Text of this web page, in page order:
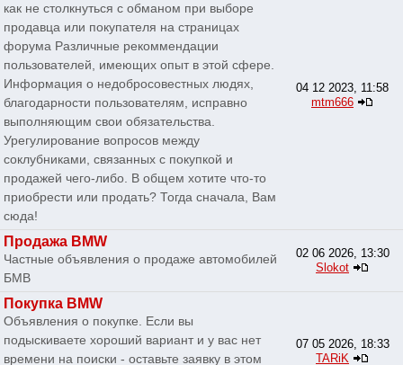
как не столкнуться с обманом при выборе
продавца или покупателя на страницах
форума Различные рекоммендации
пользователей, имеющих опыт в этой сфере.
Информация о недобросовестных людях,
благодарности пользователям, исправно
выполняющим свои обязательства.
Урегулирование вопросов между
соклубниками, связанных с покупкой и
продажей чего-либо. В общем хотите что-то
приобрести или продать? Тогда сначала, Вам
сюда!
04 12 2023, 11:58
mtm666
Продажа BMW
Частные объявления о продаже автомобилей
БМВ
02 06 2026, 13:30
Slokot
Покупка BMW
Объявления о покупке. Если вы
подыскиваете хороший вариант и у вас нет
времени на поиски - оставьте заявку в этом
07 05 2026, 18:33
TARiK